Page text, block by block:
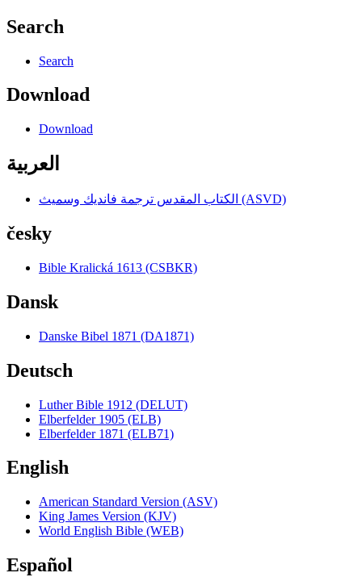
Search
Search
Download
Download
العربية
الكتاب المقدس ترجمة فانديك وسميث (ASVD)
česky
Bible Kralická 1613 (CSBKR)
Dansk
Danske Bibel 1871 (DA1871)
Deutsch
Luther Bible 1912 (DELUT)
Elberfelder 1905 (ELB)
Elberfelder 1871 (ELB71)
English
American Standard Version (ASV)
King James Version (KJV)
World English Bible (WEB)
Español